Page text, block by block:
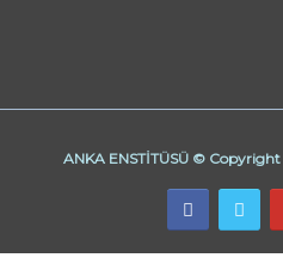
ANKA ENSTİTÜSÜ ©